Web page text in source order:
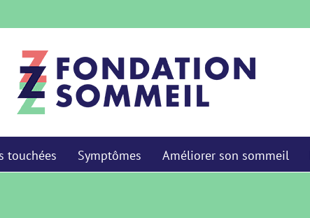
touchées Symptômes Améliorer son sommeil